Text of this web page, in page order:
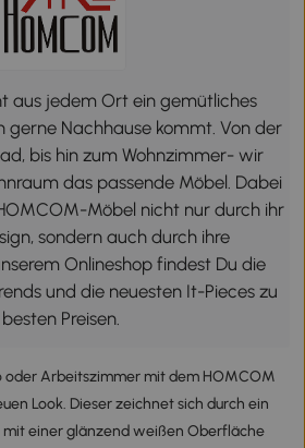
aus jedem Ort ein gemütliches
gerne Nachhause kommt. Von der
bis hin zum Wohnzimmer- wir
das passende Möbel. Dabei
Möbel nicht nur durch ihr
sondern auch durch ihre
Onlineshop findest Du die
und die neuesten It-Pieces zu
besten Preisen.
oder Arbeitszimmer mit dem HOMCOM
Look. Dieser zeichnet sich durch ein
mit einer glänzend weißen Oberfläche